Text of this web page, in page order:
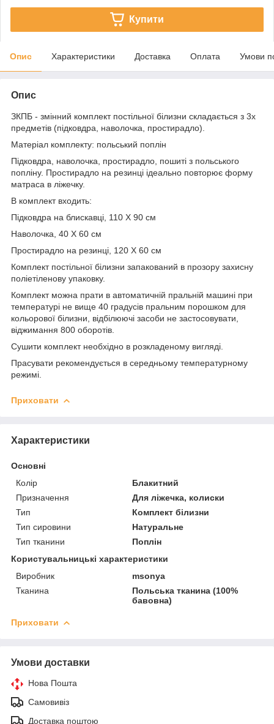
Купити
Опис Характеристики Доставка Оплата Умови
Опис
ЗКПБ - змінний комплект постільної білизни складається з 3х
предметів (підковдра, наволочка, простирадло).
Матеріал комплекту: польський поплін
Підковдра, наволочка, простирадло, пошиті з польського
попліну. Простирадло на резинці ідеально повторює форму
матраса в ліжечку.
В комплект входить:
Підковдра на блискавці, 110 Х 90 см
Наволочка, 40 Х 60 см
Простирадло на резинці, 120 Х 60 см
Комплект постільної білизни запакований в прозору захисну
поліетіленову упаковку.
Комплект можна прати в автоматичній пральній машині при
температурі не вище 40 градусів пральним порошком для
кольорової білизни, відбілюючі засоби не застосовувати,
віджимання 800 оборотів.
Сушити комплект необхідно в розкладеному вигляді.
Прасувати рекомендується в середньому температурному
режимі.
Приховати
Характеристики
Основні
Колір
Блакитний
Призначення
Для ліжечка, колиски
Тип
Комплект білизни
Тип сировини
Натуральне
Тип тканини
Поплін
Користувальницькі характеристики
Виробник
msonya
Тканина
Польська тканина (100%
бавовна)
Приховати
Умови доставки
Нова Пошта
Самовивіз
Доставка поштою